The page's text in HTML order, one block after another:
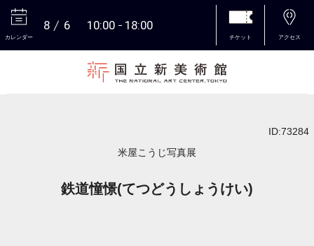
カレンダー
8 6 10:00 18:00
チケット アクセス
ID:73284
米屋こうじ写真展
鉄道憧憬(てつどうしょうけい)